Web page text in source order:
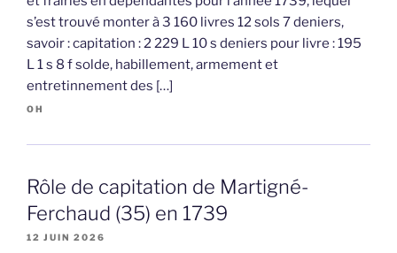
s’est trouvé monter à 3 160 livres 12 sols 7 deniers,
savoir : capitation : 2 229 L 10 s deniers pour livre : 195
L 1 s 8 f solde, habillement, armement et
entretinnement des […]
OH
Rôle de capitation de Martigné-
Ferchaud (35) en 1739
12 JUIN 2026